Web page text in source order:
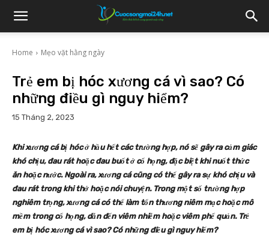
Home Mẹo vặt hằng ngày
Trẻ em bị hóc xương cá vì sao? Có
những điều gì nguy hiểm?
15 Tháng 2, 2023
Khi xương cá bị hóc ở hầu hết các trường hợp, nó sẽ gây ra cảm giác
khó chịu, đau rát hoặc đau buốt ở cổ họng, đặc biệt khi nuốt thức
ăn hoặc nước. Ngoài ra, xương cá cũng có thể gây ra sự khó chịu và
đau rát trong khi thở hoặc nói chuyện. Trong một số trường hợp
nghiêm trọng, xương cá có thể làm tổn thương niêm mạc hoặc mô
mềm trong cổ họng, dẫn đến viêm nhiễm hoặc viêm phế quản. Trẻ
em bị hóc xương cá vì sao? Có những điều gì nguy hiểm?